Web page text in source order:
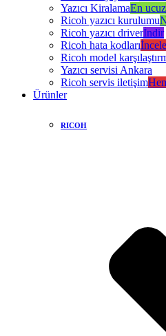
Yazıcı KiralamaEn ucuz
Ricoh yazıcı kurulumu
Ricoh yazıcı driverİndir
Ricoh hata kodlarıİncele
Ricoh model
Yazıcı servisi Ankara
Ricoh servis iletişim
Ürünler
RICOH